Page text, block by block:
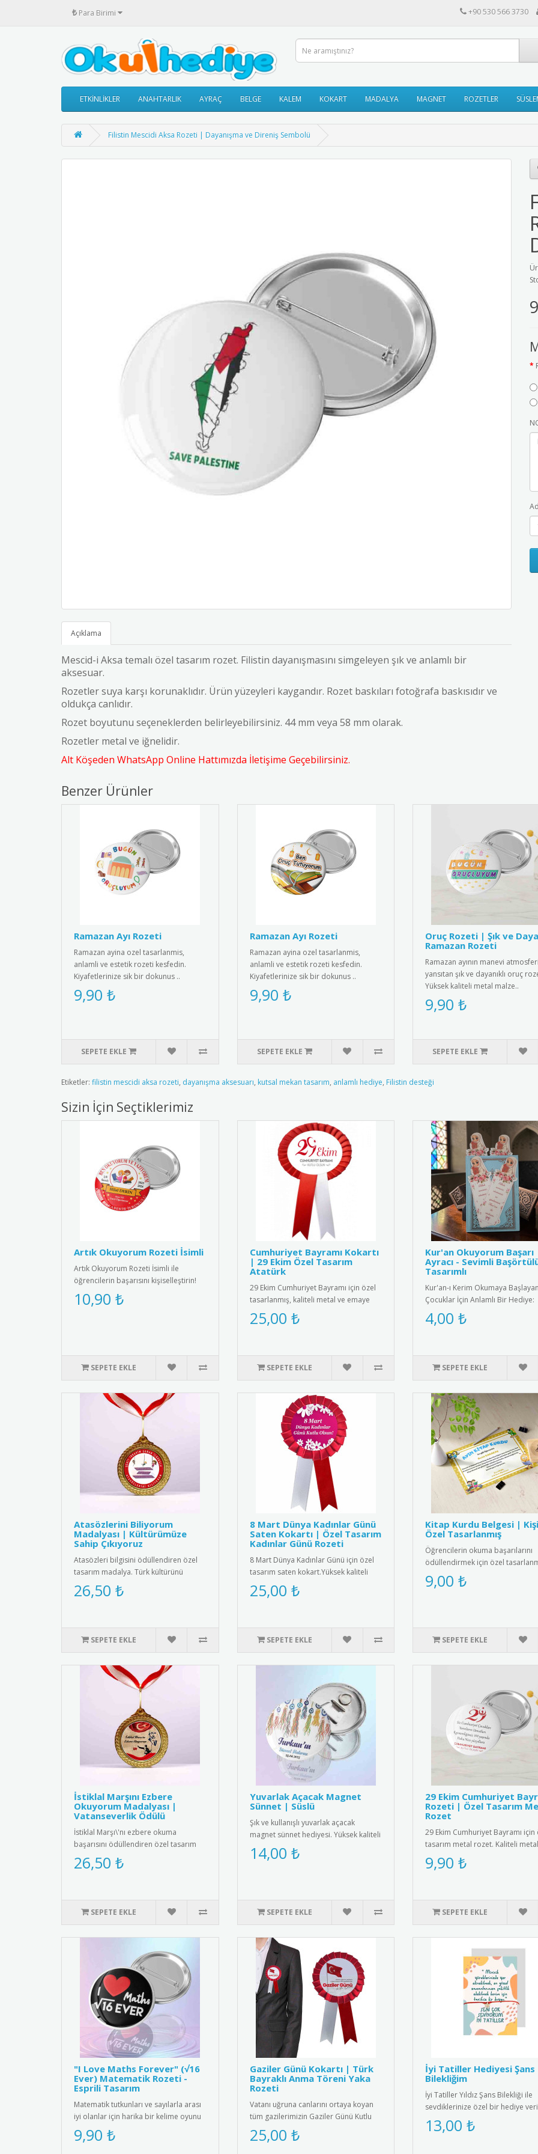
₺ Para Birimi +90 530 566 3730
ETKİNLİKLER ANAHTARLIK AYRAÇ BELGE KALEM KOKART MADALYA MAGNET ROZETLER
Filistin Mescidi Aksa Rozeti | Dayanışma ve Direniş Sembolü
Açıklama
Mescid-i Aksa temalı özel tasarım rozet. Filistin dayanışmasını simgeleyen şık ve anlamlı bir
aksesuar.
Rozetler suya karşı korunaklıdır. Ürün yüzeyleri kaygandır. Rozet baskıları fotoğrafa baskısıdır ve
oldukça canlıdır.
Rozet boyutunu seçeneklerden belirleyebilirsiniz. 44 mm veya 58 mm olarak.
Rozetler metal ve iğnelidir.
Alt Köşeden WhatsApp Online Hattımızda İletişime Geçebilirsiniz.
Benzer Ürünler
Ramazan Ayı Rozeti
Ramazan ayina ozel tasarlanmis,
anlamli ve estetik rozeti kesfedin.
Kiyafetlerinize sik bir dokunus ..
9,90 ₺
SEPETE EKLE
Ramazan Ayı Rozeti
Ramazan ayina ozel tasarlanmis,
anlamli ve estetik rozeti kesfedin.
Kiyafetlerinize sik bir dokunus ..
9,90 ₺
SEPETE EKLE
Oruç Rozeti | Şık ve
Ramazan Rozeti
Ramazan ayının manevi
yansıtan şık ve dayanıklı oruç
Yüksek kaliteli metal malze..
9,90 ₺
SEPETE EKLE
Etiketler: filistin mescidi aksa rozeti, dayanışma aksesuarı, kutsal mekan tasarım, anlamlı hediye, Filistin desteği
Sizin İçin Seçtiklerimiz
Artık Okuyorum Rozeti İsimli
Artık Okuyorum Rozeti İsimli ile
öğrencilerin başarısını kişiselleştirin!
Özel isim baskılı tasarımı..
10,90 ₺
SEPETE EKLE
Cumhuriyet Bayramı Kokartı
| 29 Ekim Özel Tasarım
Atatürk
29 Ekim Cumhuriyet Bayramı için özel
tasarlanmış, kaliteli metal ve emaye
malzemeden üretilmiş şık k..
25,00 ₺
SEPETE EKLE
Kur'an Okuyorum Başarı
Ayracı - Sevimli
Tasarımlı
Kur'an-ı Kerim Okumaya Başlayan
Çocuklar İçin Anlamlı Bir Hediye:
Sevimli Başörtülü Kız Tasarımlı Ku..
4,00 ₺
SEPETE EKLE
Atasözlerini Biliyorum
Madalyası | Kültürümüze
Sahip Çıkıyoruz
Atasözleri bilgisini ödüllendiren özel
tasarım madalya. Türk kültürünü
yaşatmak ve dil becerilerini ..
26,50 ₺
SEPETE EKLE
8 Mart Dünya Kadınlar Günü
Saten Kokartı | Özel Tasarım
Kadınlar Günü Rozeti
8 Mart Dünya Kadınlar Günü için özel
tasarım saten kokart.Yüksek kaliteli
kadife dokulu saten kumaşt..
25,00 ₺
SEPETE EKLE
Kitap Kurdu Belgesi |
Özel Tasarlanmış
Öğrencilerin okuma başarılarını
ödüllendirmek için özel
kitap kurdu belgeleri. Kişiye öz..
9,00 ₺
SEPETE EKLE
İstiklal Marşını Ezbere
Okuyorum Madalyası |
Vatanseverlik Ödülü
İstiklal Marşı\'nı ezbere okuma
başarısını ödüllendiren özel tasarım
madalya. Milli değerlerimizi ya..
26,50 ₺
SEPETE EKLE
Yuvarlak Açacak Magnet
Sünnet | Süslü
Şık ve kullanışlı yuvarlak açacak
magnet sünnet hediyesi. Yüksek kaliteli
mıknatıs ve paslanmaz çeli..
14,00 ₺
SEPETE EKLE
29 Ekim Cumhuriyet
Rozeti | Özel Tasarım
Rozet
29 Ekim Cumhuriyet Bayramı için
tasarım metal rozet. Kaliteli metal
malzemeden üretilmiş, Türk ..
9,90 ₺
SEPETE EKLE
"I Love Maths Forever" (√16
Ever) Matematik Rozeti -
Esprili Tasarım
Matematik tutkunları ve sayılarla arası
iyi olanlar için harika bir kelime oyunu
içeren "I ❤️ Maths ..
9,90 ₺
Gaziler Günü Kokartı | Türk
Bayraklı Anma Töreni Yaka
Rozeti
Vatanı uğruna canlarını ortaya koyan
tüm gazilerimizin Gaziler Günü Kutlu
Olsun" mesajı ve dalgalana..
25,00 ₺
İyi Tatiller Hediyesi Şans
Bilekliğim
İyi Tatiller Yıldız Şans Bilekliği ile
sevdiklerinize özel bir hediye
Tatil ruhunu yansıtan ş..
13,00 ₺